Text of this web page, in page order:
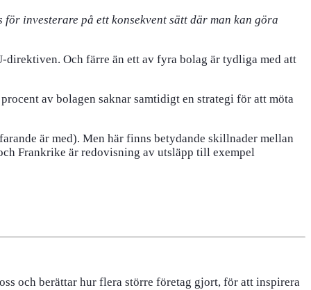
investerare på ett konsekvent sätt där man kan göra
Och färre än ett av fyra bolag är tydliga med att
av bolagen saknar samtidigt en strategi för att möta
är med). Men här finns betydande skillnader mellan
Frankrike är redovisning av utsläpp till exempel
och berättar hur flera större företag gjort, för att inspirera